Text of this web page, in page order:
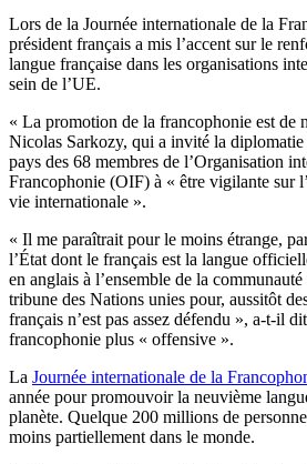
Lors de la Journée internationale de la
président français a mis l’accent sur le
langue française dans les organisations
sein de l’UE.
« La promotion de la francophonie est de
Nicolas Sarkozy, qui a invité la diplomatie
pays des 68 membres de l’Organisation
Francophonie (OIF) à « être vigilante sur
vie internationale ».
« Il me paraîtrait pour le moins étrange,
l’État dont le français est la langue
en anglais à l’ensemble de la
tribune des Nations unies pour, aussitôt
français n’est pas assez défendu », a-t-il
francophonie plus « offensive ».
La Journée internationale de la
année pour promouvoir la neuvième
planète. Quelque 200 millions de
moins partiellement dans le monde.